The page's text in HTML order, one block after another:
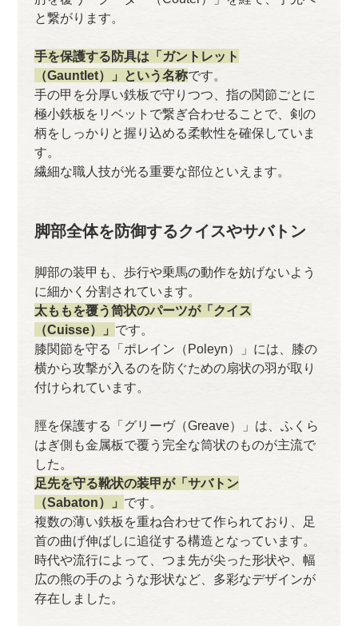
と繋がります。
手を保護する防具は「ガントレット
（Gauntlet）」という名称です。
手の甲を分厚い鉄板で守りつつ、指の関節ごとに
極小鉄板をリベットで繋ぎ合わせることで、剣の
柄をしっかりと握り込める柔軟性を確保していま
す。
繊細な職人技が光る重要な部位といえます。
脚部全体を防御するクイスやサバトン
脚部の装甲も、歩行や乗馬の動作を妨げないよう
に細かく分割されています。
太ももを覆う筒状のパーツが「クイス
（Cuisse）」 です。
膝関節を守る「ポレイン（Poleyn）」には、膝の
横から攻撃が入るのを防ぐための扇状の羽が取り
付けられています。
脛を保護する「グリーヴ（Greave）」は、ふくら
はぎ側も金属板で覆う完全な筒状のものが主流で
した。
足先を守る靴状の装甲が「サバトン
（Sabaton）」 です。
複数の薄い鉄板を重ね合わせて作られており、足
首の曲げ伸ばしに追従する構造となっています。
時代や流行によって、つま先が尖った形状や、幅
広の熊の手のような形状など、多彩なデザインが
存在しました。